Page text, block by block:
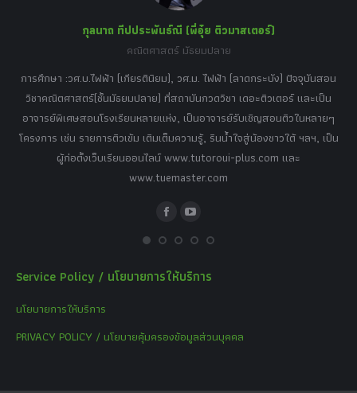
กุลนาถ ทีปประพันธ์ณี (พี่อุ๋ย ติวมาสเตอร์)
คณิตศาสตร์ มัธยมปลาย
การศึกษา :วศ.บ.ไฟฟ้า (เกียรตินิยม), วศ.ม. ไฟฟ้า (ลาดกระบัง) ปัจจุบันสอน
วิชาคณิตศาสตร์(ชั้นมัธยมปลาย) ที่สถาบันกวดวิชา เดอะติวเตอร์ และเป็น
อาจารย์พิเศษสอนโรงเรียนหลายแห่ง, เป็นอาจารย์รับเชิญสอนติวในหลายๆ
โครงการ เช่น รายการติวเข้ม เติมเต็มความรู้, รินน้ำใจสู่น้องชาวใต้ ฯลฯ, เป็น
ผู้ก่อตั้งเว็บเรียนออนไลน์ www.tutoroui-plus.com และ
www.tuemaster.com
FacebookYouTube
Service Policy / นโยบายการให้บริการ
นโยบายการให้บริการ
PRIVACY POLICY / นโยบายคุ้มครองข้อมูลส่วนบุคคล